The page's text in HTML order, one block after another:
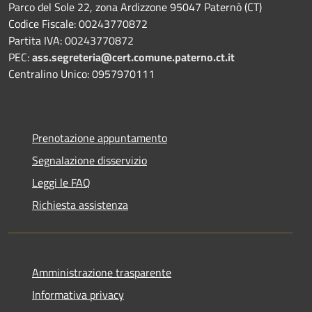
Parco del Sole 22, zona Ardizzone 95047 Paternò (CT)
Codice Fiscale: 00243770872
Partita IVA: 00243770872
PEC:ass.segreteria@cert.comune.paterno.ct.it
Centralino Unico: 0957970111
Prenotazione appuntamento
Segnalazione disservizio
Leggi le FAQ
Richiesta assistenza
Amministrazione trasparente
Informativa privacy